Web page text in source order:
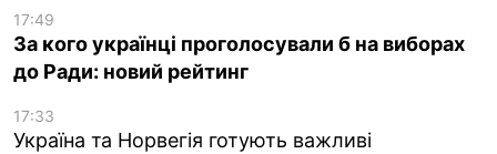
17:49
За кого українці проголосували б на виборах
до Ради: новий рейтинг
17:33
Україна та Норвегія готують важливі